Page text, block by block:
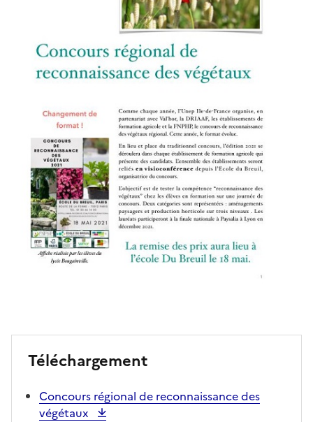
Téléchargement
Concours régional de reconnaissance des
végétaux